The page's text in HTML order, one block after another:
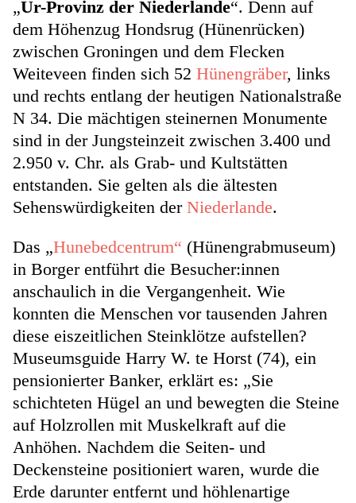
„Ur-Provinz der Niederlande“. Denn auf
dem Höhenzug Hondsrug (Hünenrücken)
zwischen Groningen und dem Flecken
Weiteveen finden sich 52 Hünengräber, links
und rechts entlang der heutigen Nationalstraße
N 34. Die mächtigen steinernen Monumente
sind in der Jungsteinzeit zwischen 3.400 und
2.950 v. Chr. als Grab- und Kultstätten
entstanden. Sie gelten als die ältesten
Sehenswürdigkeiten der Niederlande.
Das „Hunebedcentrum“ (Hünengrabmuseum)
in Borger entführt die Besucher:innen
anschaulich in die Vergangenheit. Wie
konnten die Menschen vor tausenden Jahren
diese eiszeitlichen Steinklötze aufstellen?
Museumsguide Harry W. te Horst (74), ein
pensionierter Banker, erklärt es: „Sie
schichteten Hügel an und bewegten die Steine
auf Holzrollen mit Muskelkraft auf die
Anhöhen. Nachdem die Seiten- und
Deckensteine positioniert waren, wurde die
Erde darunter entfernt und höhlenartige